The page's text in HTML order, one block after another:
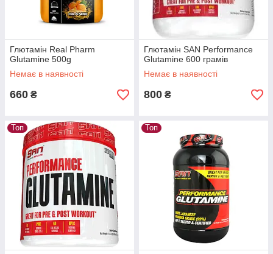
Глютамін Real Pharm
Glutamine 500g
Немає в наявності
660 ₴
Глютамін SAN Performance
Glutamine 600 грамів
Немає в наявності
800 ₴
Топ Топ